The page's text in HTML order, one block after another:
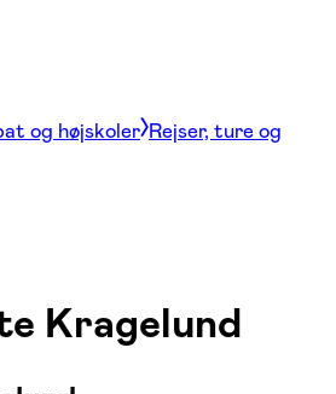
og højskoler Rejser, ture og
Kragelund